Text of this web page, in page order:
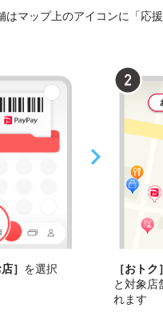
はマップ上のアイコンに「応
］ を選択 ［おトク］
と対象店
れます